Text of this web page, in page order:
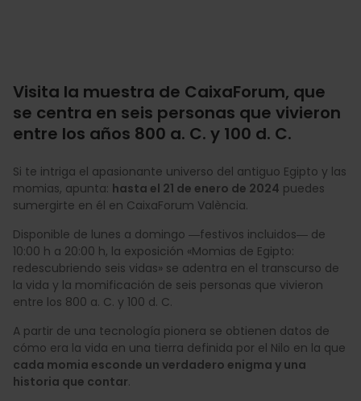
Visita la muestra de CaixaForum, que
se centra en seis personas que vivieron
entre los años 800 a. C. y 100 d. C.
Si te intriga el apasionante universo del antiguo Egipto y las
momias, apunta: hasta el 21 de enero de 2024 puedes
sumergirte en él en CaixaForum València.
Disponible de lunes a domingo ―festivos incluidos― de
10:00 h a 20:00 h, la exposición «Momias de Egipto:
redescubriendo seis vidas» se adentra en el transcurso de
la vida y la momificación de seis personas que vivieron
entre los 800 a. C. y 100 d. C.
A partir de una tecnología pionera se obtienen datos de
cómo era la vida en una tierra definida por el Nilo en la que
cada momia esconde un verdadero enigma y una
historia que contar.